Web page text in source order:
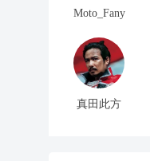
Moto_Fany
真田此方